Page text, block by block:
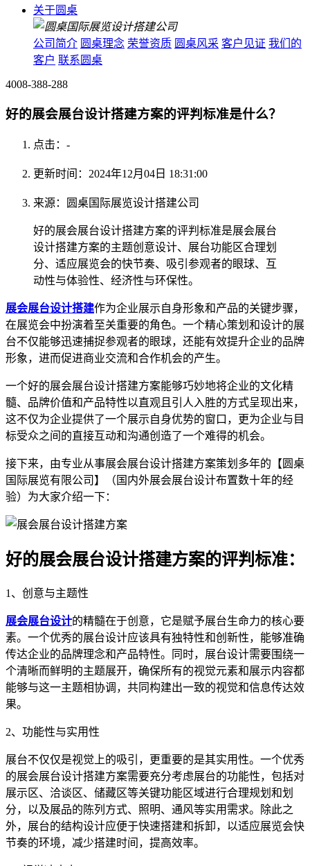
关于圆桌
公司简介 圆桌理念 荣誉资质 圆桌风采 客户见证 我们的
客户 联系圆桌
4008-388-288
好的展会展台设计搭建方案的评判标准是什么？
点击： -
更新时间：2024年12月04日 18:31:00
来源：圆桌国际展览设计搭建公司
好的展会展台设计搭建方案的评判标准是展会展台
设计搭建方案的主题创意设计、展台功能区合理划
分、适应展览会的快节奏、吸引参观者的眼球、互
动性与体验性、经济性与环保性。
展会展台设计搭建作为企业展示自身形象和产品的关键步骤，
在展览会中扮演着至关重要的角色。一个精心策划和设计的展
台不仅能够迅速捕捉参观者的眼球，还能有效提升企业的品牌
形象，进而促进商业交流和合作机会的产生。
一个好的展会展台设计搭建方案能够巧妙地将企业的文化精
髓、品牌价值和产品特性以直观且引人入胜的方式呈现出来，
这不仅为企业提供了一个展示自身优势的窗口，更为企业与目
标受众之间的直接互动和沟通创造了一个难得的机会。
接下来，由专业从事展会展台设计搭建方案策划多年的【圆桌
国际展览有限公司】（国内外展会展台设计布置数十年的经
验）为大家介绍一下：
好的展会展台设计搭建方案的评判标准：
1、创意与主题性
展会展台设计的精髓在于创意，它是赋予展台生命力的核心要
素。一个优秀的展台设计应该具有独特性和创新性，能够准确
传达企业的品牌理念和产品特性。同时，展台设计需要围绕一
个清晰而鲜明的主题展开，确保所有的视觉元素和展示内容都
能够与这一主题相协调，共同构建出一致的视觉和信息传达效
果。
2、功能性与实用性
展台不仅仅是视觉上的吸引，更重要的是其实用性。一个优秀
的展会展台设计搭建方案需要充分考虑展台的功能性，包括对
展示区、洽谈区、储藏区等关键功能区域进行合理规划和划
分，以及展品的陈列方式、照明、通风等实用需求。除此之
外，展台的结构设计应便于快速搭建和拆卸，以适应展览会快
节奏的环境，减少搭建时间，提高效率。